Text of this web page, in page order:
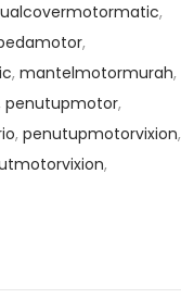
,
,
, mantelmotormurah,
penutupmotor,
, penutupmotorvixion,
,